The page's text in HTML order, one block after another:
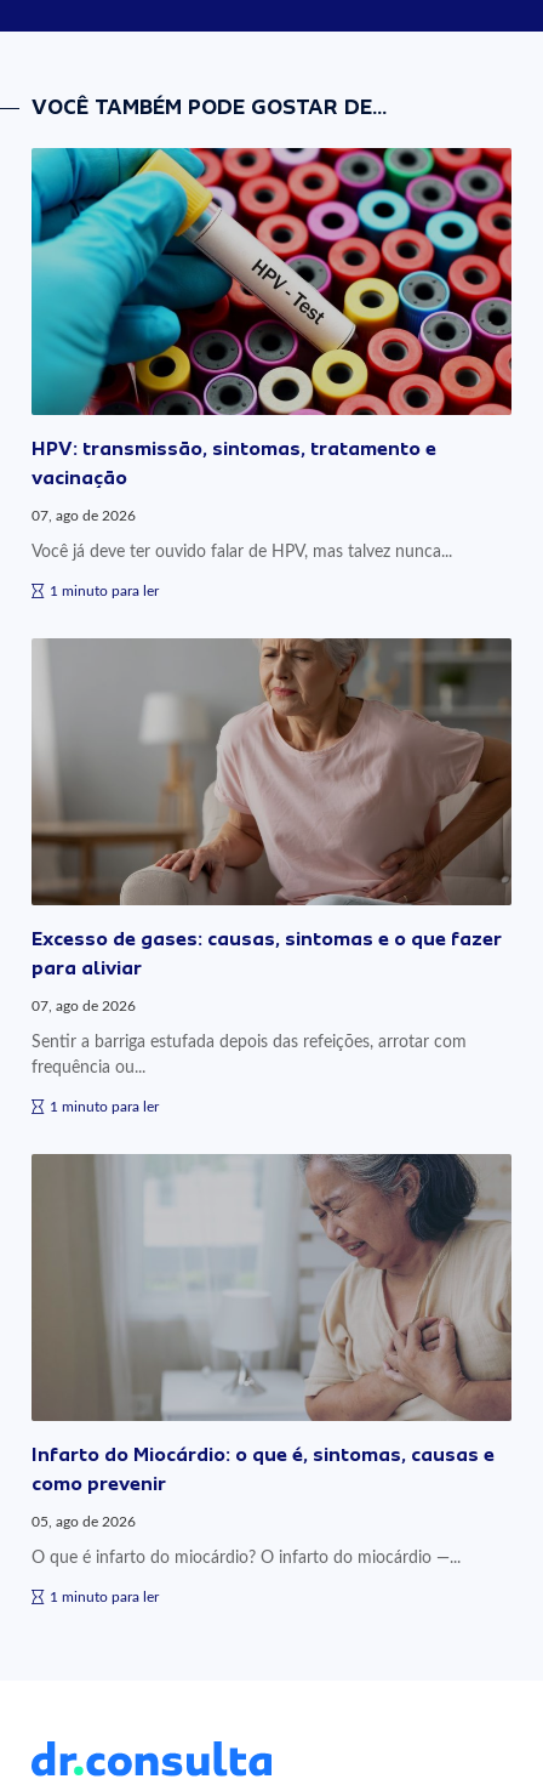
VOCÊ TAMBÉM PODE GOSTAR DE...
HPV: transmissão, sintomas, tratamento e
vacinação
07, ago de 2026
Você já deve ter ouvido falar de HPV, mas talvez nunca...
1 minuto para ler
Excesso de gases: causas, sintomas e o que fazer
para aliviar
07, ago de 2026
Sentir a barriga estufada depois das refeições, arrotar com
frequência ou...
1 minuto para ler
Infarto do Miocárdio: o que é, sintomas, causas e
como prevenir
05, ago de 2026
O que é infarto do miocárdio? O infarto do miocárdio —...
1 minuto para ler